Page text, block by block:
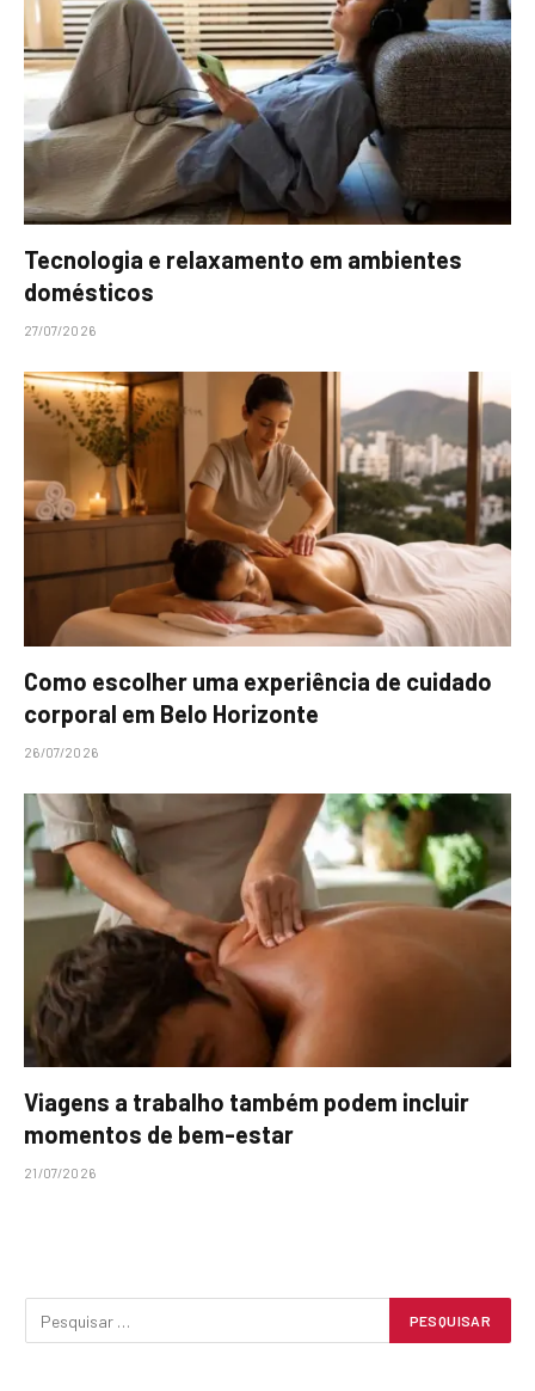
Tecnologia e relaxamento em ambientes
domésticos
27/07/2026
Como escolher uma experiência de cuidado
corporal em Belo Horizonte
26/07/2026
Viagens a trabalho também podem incluir
momentos de bem-estar
21/07/2026